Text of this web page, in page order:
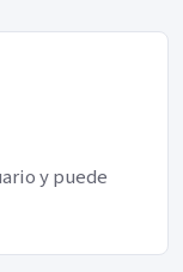
y puede